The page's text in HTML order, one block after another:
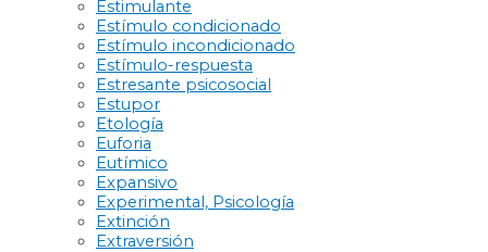
Estimulante
Estímulo condicionado
Estímulo incondicionado
Estímulo-respuesta
Estresante psicosocial
Estupor
Etología
Euforia
Eutímico
Expansivo
Experimental, Psicología
Extinción
Extraversión